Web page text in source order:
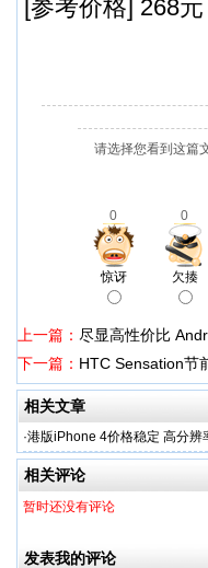
[参考价格] 268元
请选择您看到这篇
0 0
惊讶 欠揍
上一篇： 尽显高性价比
下一篇： HTC Sensation节
相关文章
·港版iPhone 4价格稳定 高分辨
相关评论
暂时还没有评论
发表我的评论